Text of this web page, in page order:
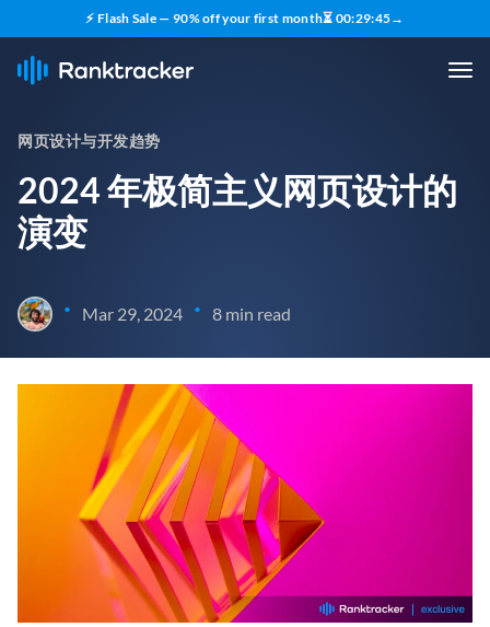
⚡ Flash Sale — 90% off your first month⏳ 00:29:44→
网页设计与开发趋势
2024 年极简主义网页设计的
演变
• Mar 29, 2024 • 8 min read